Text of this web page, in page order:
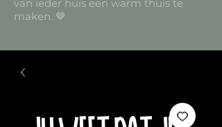
van ieder huis een warm thuis te
maken. 🤎